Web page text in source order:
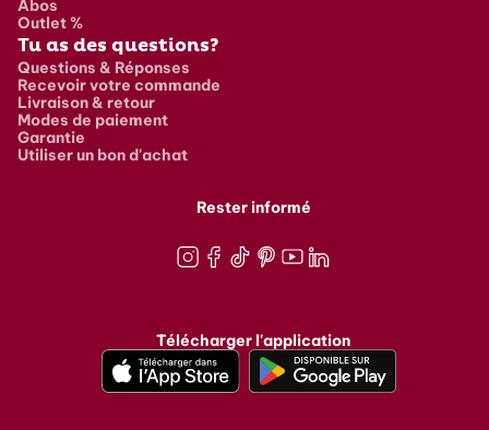
Abos
Outlet %
Tu as des questions?
Questions & Réponses
Recevoir votre commande
Livraison & retour
Modes de paiement
Garantie
Utiliser un bon d'achat
Rester informé
Télécharger l'application